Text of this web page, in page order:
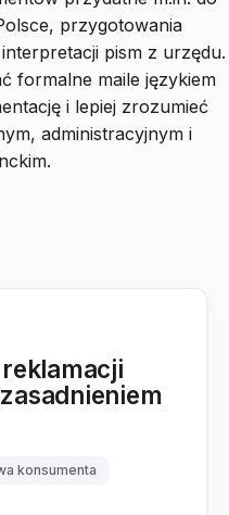
przygotowania
pism z urzędu.
formalne maile językiem
i lepiej zrozumieć
administracyjnym i
konsumenta